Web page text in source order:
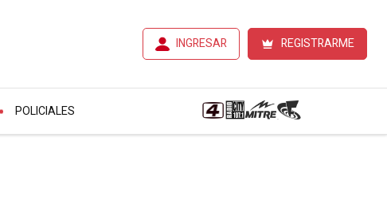
INGRESAR REGISTRARME
POLICIALES